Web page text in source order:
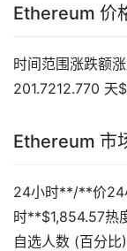
Ethereum 价
时间范围涨跌额
201.7212.770 天
Ethereum 市
24小时**/**价24
时**$1,854.57热
自选人数 (百分